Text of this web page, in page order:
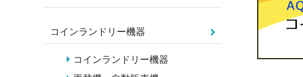
コインランドリー機器
コインランドリー機器